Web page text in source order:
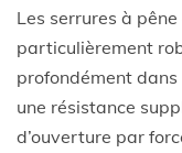
Les serrures à
particulièrement
profondément
une résistance
d’ouverture par